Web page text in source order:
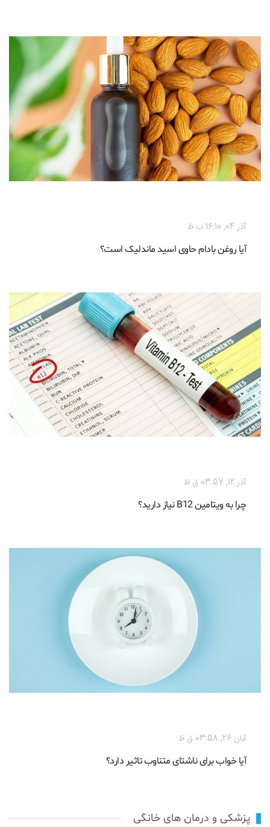
آذر 04, 16:10 ب ظ
آیا روغن بادام حاوی اسید ماندلیک است؟
آذر 12, 03:57 ق ظ
چرا به ویتامین B12 نیاز دارید؟
آبان 26, 03:58 ق ظ
آیا خواب برای ناشتای متناوب تاثیر دارد؟
پزشکی و درمان های خانگی